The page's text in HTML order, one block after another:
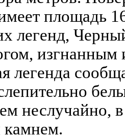
площадь
легенд,
легенда
неслучайно,
камнем.